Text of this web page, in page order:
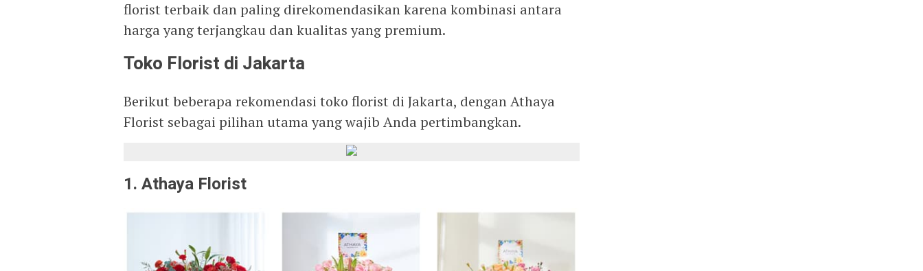
florist terbaik dan paling direkomendasikan karena kombinasi antara
harga yang terjangkau dan kualitas yang premium.
Toko Florist di Jakarta
Berikut beberapa rekomendasi toko florist di Jakarta, dengan Athaya
Florist sebagai pilihan utama yang wajib Anda pertimbangkan.
1. Athaya Florist